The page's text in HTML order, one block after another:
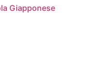
Giapponese